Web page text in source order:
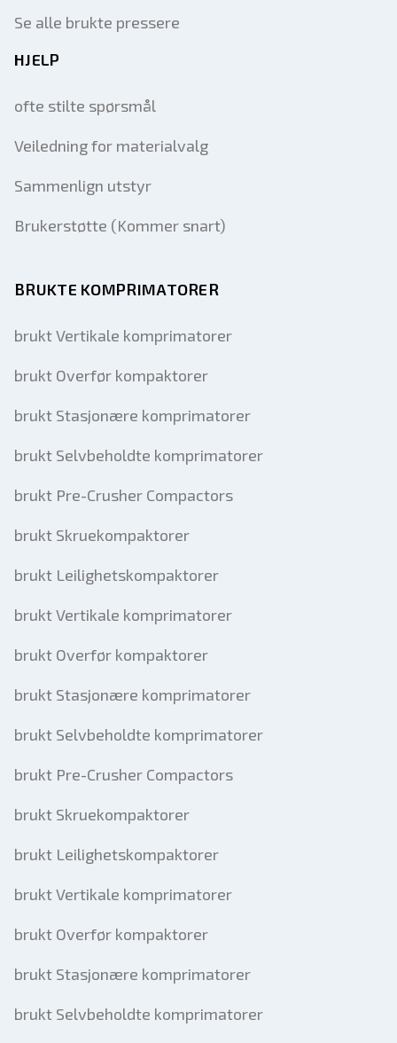
Se alle brukte pressere
HJELP
ofte stilte spørsmål
Veiledning for materialvalg
Sammenlign utstyr
Brukerstøtte (Kommer snart)
BRUKTE KOMPRIMATORER
brukt Vertikale komprimatorer
brukt Overfør kompaktorer
brukt Stasjonære komprimatorer
brukt Selvbeholdte komprimatorer
brukt Pre-Crusher Compactors
brukt Skruekompaktorer
brukt Leilighetskompaktorer
brukt Vertikale komprimatorer
brukt Overfør kompaktorer
brukt Stasjonære komprimatorer
brukt Selvbeholdte komprimatorer
brukt Pre-Crusher Compactors
brukt Skruekompaktorer
brukt Leilighetskompaktorer
brukt Vertikale komprimatorer
brukt Overfør kompaktorer
brukt Stasjonære komprimatorer
brukt Selvbeholdte komprimatorer